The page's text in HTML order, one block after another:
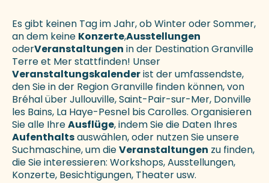
Es gibt keinen Tag im Jahr, ob Winter oder Sommer,
an dem keine Konzerte,Ausstellungen
oderVeranstaltungen in der Destination Granville
Terre et Mer stattfinden! Unser
Veranstaltungskalenderist der umfassendste,
den Sie in der Region Granville finden können, von
Bréhal über Jullouville, Saint-Pair-sur-Mer, Donville
les Bains, La Haye-Pesnel bis Carolles. Organisieren
Sie alle IhreAusflüge, indem Sie die Daten Ihres
Aufenthaltsauswählen, oder nutzen Sie unsere
Suchmaschine, um dieVeranstaltungen zu finden,
die Sie interessieren: Workshops, Ausstellungen,
Konzerte, Besichtigungen, Theater usw.